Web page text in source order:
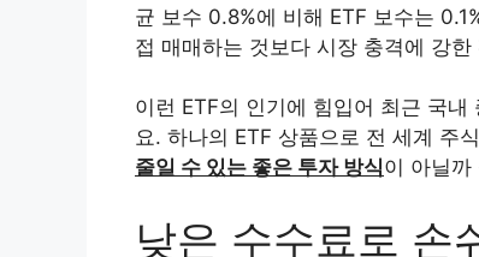
균 보수 0.8%에 비해 ETF 보수는
접 매매하는 것보다 시장 충격에 강한
이런 ETF의 인기에 힘입어 최근 국
요. 하나의 ETF 상품으로 전 세계 주
줄일 수 있는 좋은 투자 방식이 아닐까
낮은 수수료로 손